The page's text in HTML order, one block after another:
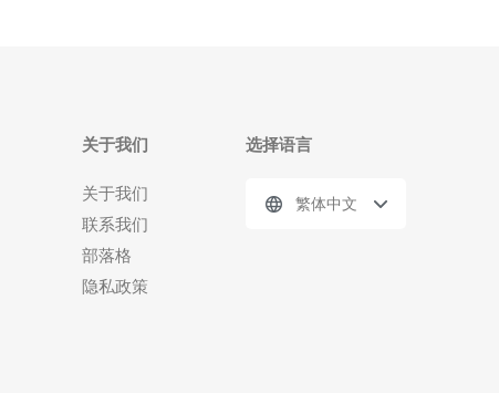
关于我们
关于我们
联系我们
部落格
隐私政策
选择语言
繁体中文